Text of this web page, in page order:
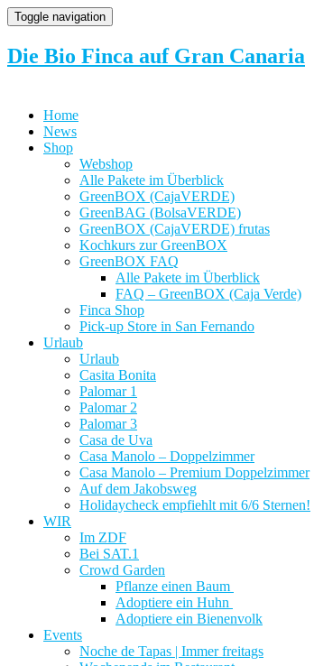
Toggle navigation
Die Bio Finca auf Gran Canaria
Home
News
Shop
Webshop
Alle Pakete im Überblick
GreenBOX (CajaVERDE)
GreenBAG (BolsaVERDE)
GreenBOX (CajaVERDE) frutas
Kochkurs zur GreenBOX
GreenBOX FAQ
Alle Pakete im Überblick
FAQ – GreenBOX (Caja Verde)
Finca Shop
Pick-up Store in San Fernando
Urlaub
Urlaub
Casita Bonita
Palomar 1
Palomar 2
Palomar 3
Casa de Uva
Casa Manolo – Doppelzimmer
Casa Manolo – Premium Doppelzimmer
Auf dem Jakobsweg
Holidaycheck empfiehlt mit 6/6 Sternen!
WIR
Im ZDF
Bei SAT.1
Crowd Garden
Pflanze einen Baum
Adoptiere ein Huhn
Adoptiere ein Bienenvolk
Events
Noche de Tapas | Immer freitags